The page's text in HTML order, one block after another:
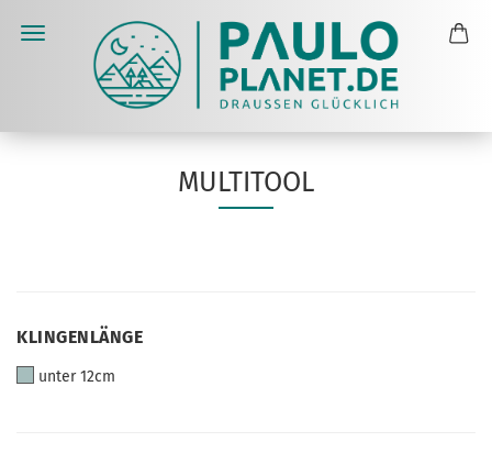
MULTITOOL
KLINGENLÄNGE
KLINGENLÄNGE
unter 12cm